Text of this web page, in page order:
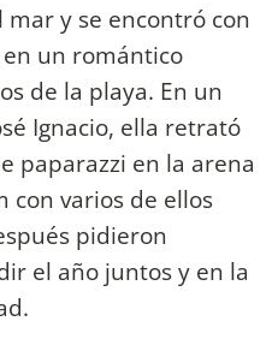
y se encontró con
un romántico
de la playa. En un
Ignacio, ella retrató
paparazzi en la arena
con varios de ellos
pidieron
el año juntos y en la